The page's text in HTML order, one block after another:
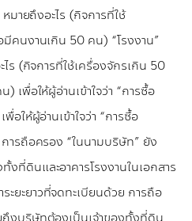
มายถึงอะไร (กิจการที่ใช้
คนงานเกิน 50 คน) “โรงงาน”
ร (กิจการที่ใช้เครื่องจักรเกิน 50
เพื่อให้ผู้อ่านเข้าใจว่า “การซื้อ
อให้ผู้อ่านเข้าใจว่า “การซื้อ
ารถือครอง “ในนามบริษัท” ยัง
ที่ดินและอาคารโรงงานในเอกสาร
ยะยาวที่จดทะเบียนด้วย การถือ